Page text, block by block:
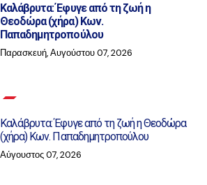
Καλάβρυτα: Έφυγε από τη ζωή η
Θεοδώρα (χήρα) Κων.
Παπαδημητροπούλου
Παρασκευή, Αυγούστου 07, 2026
Καλάβρυτα: Έφυγε από τη ζωή η Θεοδώρα
(χήρα) Κων. Παπαδημητροπούλου
Αύγουστος 07, 2026